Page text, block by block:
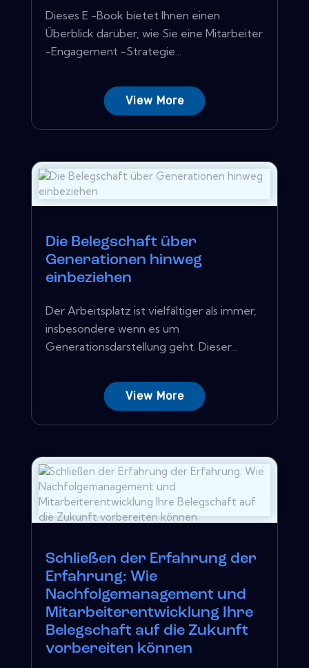
Dieses E -Book bietet Ihnen einen
Überblick darüber, wie Sie eine Mitarbeiter
-Engagement -Strategie...
View More
Die Belegschaft über
Generationen hinweg
einbeziehen
Der Arbeitsplatz ist vielfältiger als immer,
insbesondere wenn es um
Generationsdarstellung geht. Dieser...
View More
Schließen der Erfahrung der
Erfahrung: Wie
Nachfolgemanagement und
Mitarbeiterentwicklung Ihre
Belegschaft auf die Zukunft
vorbereiten können